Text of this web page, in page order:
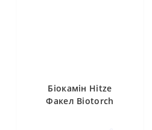
Біокамін Hitze
Факел Biotorch